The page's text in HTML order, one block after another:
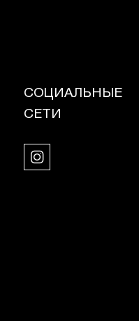
СОЦИАЛЬНЫЕ
СЕТИ